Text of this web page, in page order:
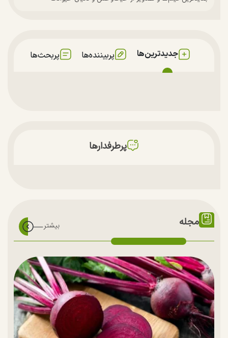
جدیدترین‌ها پربیننده‌ها پربحث‌ها
پرطرفدارها
مجله